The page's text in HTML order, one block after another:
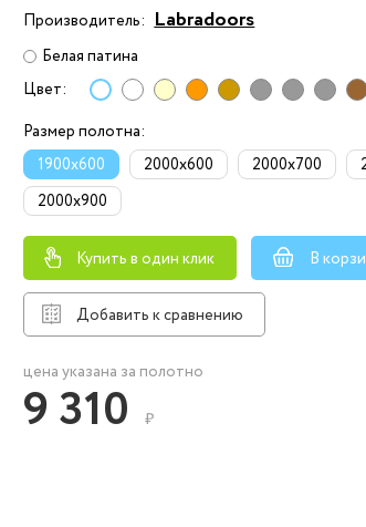
Производитель: Labradoors
Белая патина
Цвет:
Размер полотна:
1900x600
2000x600 2000x700
2000x900
Купить в один клик В
Добавить к сравнению
цена указана за полотно
9 310 ₽